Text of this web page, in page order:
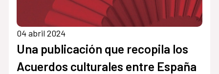
04 abril 2024
Una publicación que recopila los
Acuerdos culturales entre España